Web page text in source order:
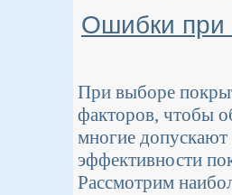
Ошибки при
При выборе
факторов, чтобы
многие
эффективности
Рассмотрим